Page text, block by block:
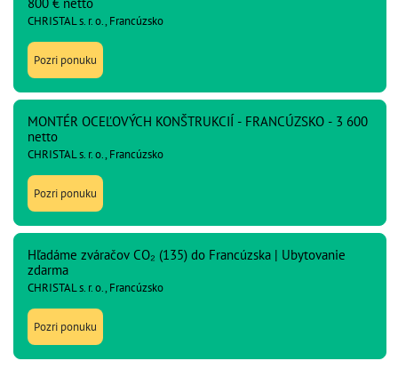
CHRISTAL s. r. o., Francúzsko
Pozri ponuku
MONTÉR OCEĽOVÝCH KONŠTRUKCIÍ - FRANCÚZSKO - 3 600
netto
CHRISTAL s. r. o., Francúzsko
Pozri ponuku
Hľadáme zváračov CO₂ (135) do Francúzska | Ubytovanie
zdarma
CHRISTAL s. r. o., Francúzsko
Pozri ponuku